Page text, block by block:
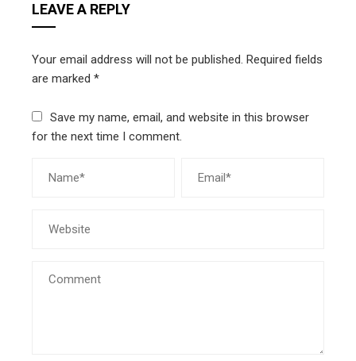
LEAVE A REPLY
Your email address will not be published. Required fields
are marked *
Save my name, email, and website in this browser
for the next time I comment.